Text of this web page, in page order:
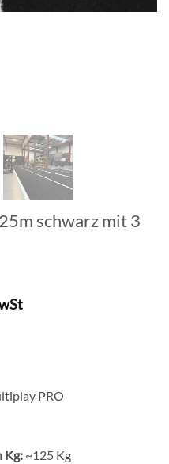
schwarz mit 3
PRO
Kg: ~125 Kg